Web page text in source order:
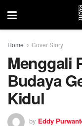
Home Cover Story
Menggali
Budaya
Kidul
by Eddy